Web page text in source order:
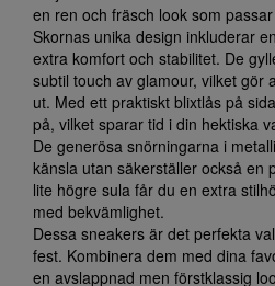
en ren och fräsch look som
Skornas unika design inkluderar
extra komfort och stabilitet. De
subtil touch av glamour, vilket gör
ut. Med ett praktiskt blixtlås på
på, vilket sparar tid i din hektiska
De generösa snörningarna i
känsla utan säkerställer också en
lite högre sula får du en extra
med bekvämlighet.
Dessa sneakers är det perfekta
fest. Kombinera dem med dina
en avslappnad men förstklassig